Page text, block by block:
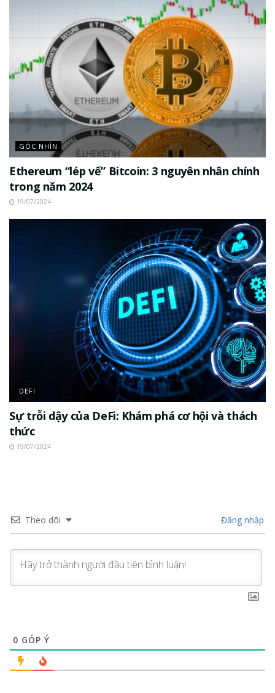
GÓC NHÌN
Ethereum “lép vế” Bitcoin: 3 nguyên nhân chính
trong năm 2024
19/07/2024
DEFI
Sự trỗi dậy của DeFi: Khám phá cơ hội và thách
thức
19/07/2024
Theo dõi Đăng nhập
0 GÓP Ý